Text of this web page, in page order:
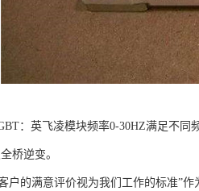
：英飞凌模块频率0-30HZ满足不
桥逆变。
户的满意评价视为我们工作的标准”